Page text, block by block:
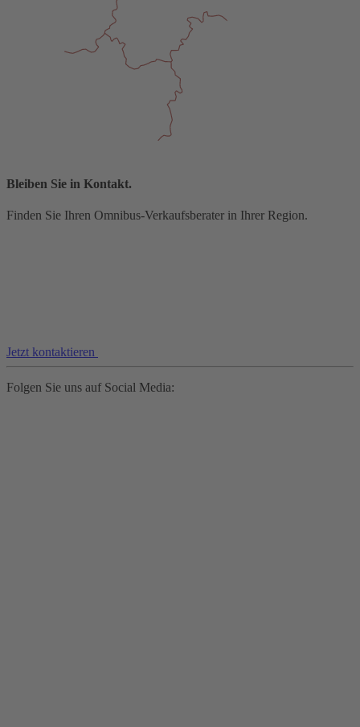
Bleiben Sie in Kontakt.
Finden Sie Ihren Omnibus-Verkaufsberater in Ihrer Region.
Jetzt kontaktieren
Folgen Sie uns auf Social Media: